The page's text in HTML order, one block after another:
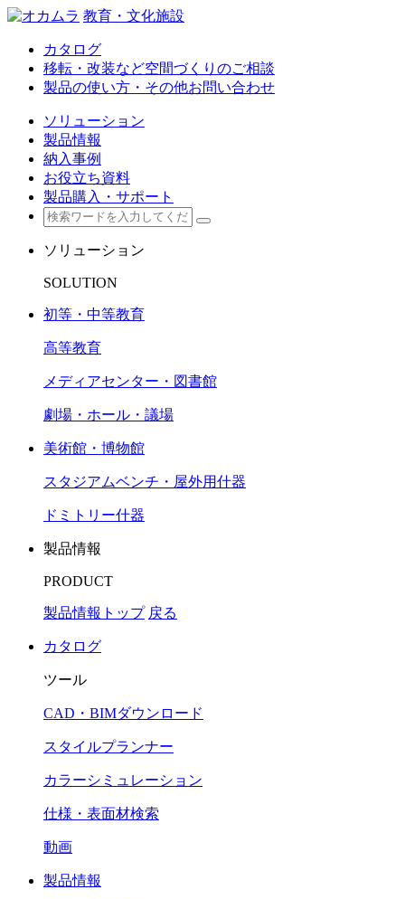
教育・文化施設
カタログ
移転・改装など空間づくりのご相談
製品の使い方・その他お問い合わせ
ソリューション
製品情報
納入事例
お役立ち資料
製品購入・サポート
ソリューション
SOLUTION
初等・中等教育
高等教育
メディアセンター・図書館
劇場・ホール・議場
美術館・博物館
スタジアムベンチ・屋外用什器
ドミトリー什器
製品情報
PRODUCT
製品情報トップ 戻る
カタログ
ツール
CAD・BIMダウンロード
スタイルプランナー
カラーシミュレーション
仕様・表面材検索
動画
製品情報